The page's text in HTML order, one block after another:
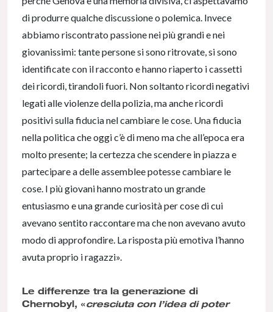
di produrre qualche discussione o polemica. Invece
abbiamo riscontrato passione nei più grandi e nei
giovanissimi: tante persone si sono ritrovate, si sono
identificate con il racconto e hanno riaperto i cassetti
dei ricordi, tirandoli fuori. Non soltanto ricordi negativi
legati alle violenze della polizia, ma anche ricordi
positivi sulla fiducia nel cambiare le cose. Una fiducia
nella politica che oggi c’è di meno ma che all’epoca era
molto presente; la certezza che scendere in piazza e
partecipare a delle assemblee potesse cambiare le
cose. I più giovani hanno mostrato un grande
entusiasmo e una grande curiosità per cose di cui
avevano sentito raccontare ma che non avevano avuto
modo di approfondire. La risposta più emotiva l’hanno
avuta proprio i ragazzi».
Le differenze tra la generazione di
Chernobyl, «cresciuta con l’idea di poter